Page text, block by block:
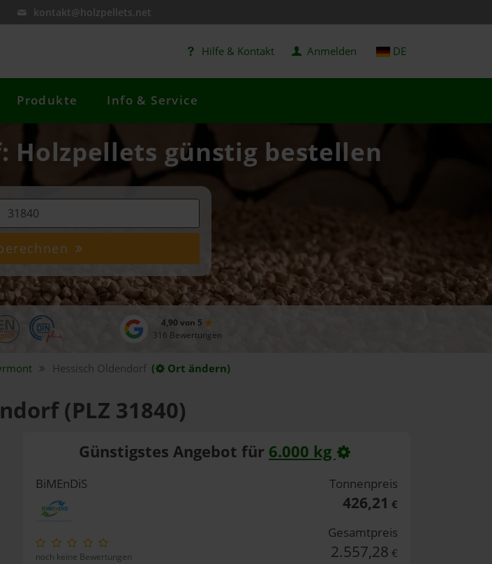
kontakt@holzpellets.net
Hilfe & Kontakt Anmelden DE
Produkte Info & Service
Holzpellets günstig bestellen
4,90 von 5
316 Bewertungen
Hessisch Oldendorf ( Ort ändern)
(PLZ 31840)
Günstigstes Angebot für 6.000 kg
BiMEnDiS
noch keine Bewertungen
Tonnenpreis
426,21 €
Gesamtpreis
2.557,28 €